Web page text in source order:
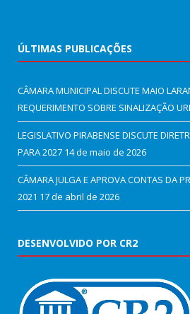
ÚLTIMAS PUBLICAÇÕES
CÂMARA MUNICIPAL DISCUTE MAIO
REQUERIMENTO SOBRE SINALIZAÇÃO
LEGISLATIVO PIRABENSE DISCUTE
PARA 2027 14 de maio de 2026
CÂMARA JULGA E APROVA CONTAS DA
2021 17 de abril de 2026
DESENVOLVIDO POR CR2